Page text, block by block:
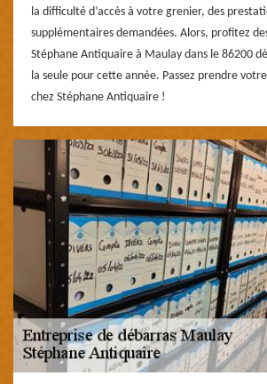
la difficulté d’accès à votre grenier, des
supplémentaires demandées. Alors, profitez
Stéphane Antiquaire à Maulay dans le 86200
la seule pour cette année. Passez prendre
chez Stéphane Antiquaire !